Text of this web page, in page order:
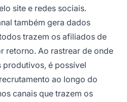
site e redes sociais.
também gera dados
trazem os afiliados de
retorno. Ao rastrear de onde
produtivos, é possível
ao longo do
canais que trazem os